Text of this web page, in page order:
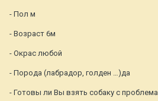
- Пол м
- Возраст 6м
- Окрас любой
- Порода (лабрадор, голден …)да
- Готовы ли Вы взять собаку с